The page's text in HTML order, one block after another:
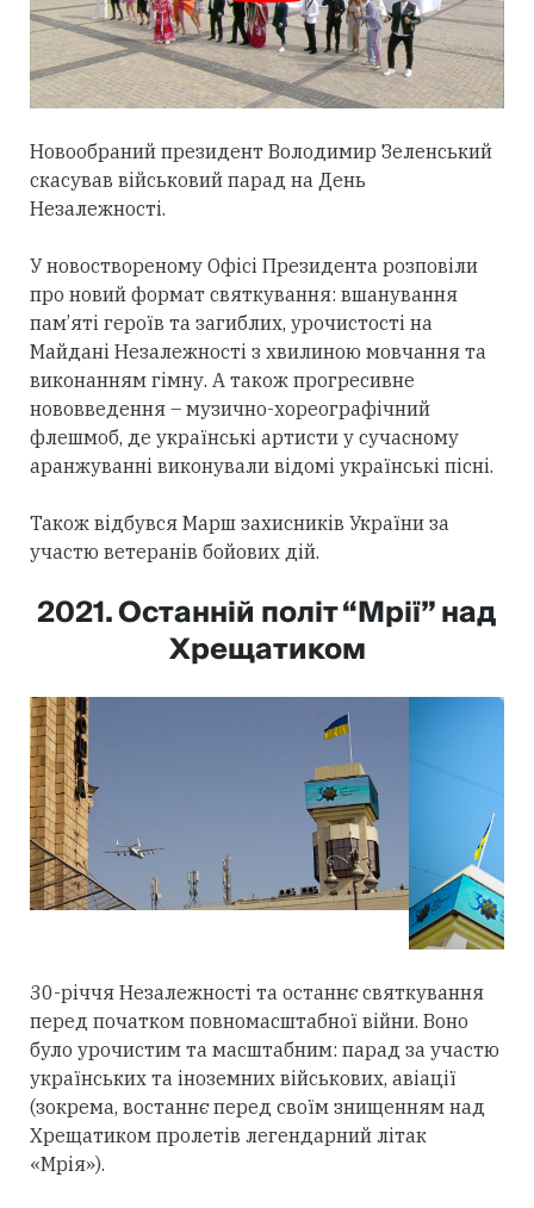
Новообраний президент Володимир Зеленський
скасував військовий парад на День
Незалежності.
У новоствореному Офісі Президента розповіли
про новий формат святкування: вшанування
пам’яті героїв та загиблих, урочистості на
Майдані Незалежності з хвилиною мовчання та
виконанням гімну. А також прогресивне
нововведення – музично-хореографічний
флешмоб, де українські артисти у сучасному
аранжуванні виконували відомі українські пісні.
Також відбувся Марш захисників України за
участю ветеранів бойових дій.
2021. Останній політ “Мрії” над
Хрещатиком
30-річчя Незалежності та останнє святкування
перед початком повномасштабної війни. Воно
було урочистим та масштабним: парад за участю
українських та іноземних військових, авіації
(зокрема, востаннє перед своїм знищенням над
Хрещатиком пролетів легендарний літак
«Мрія»).